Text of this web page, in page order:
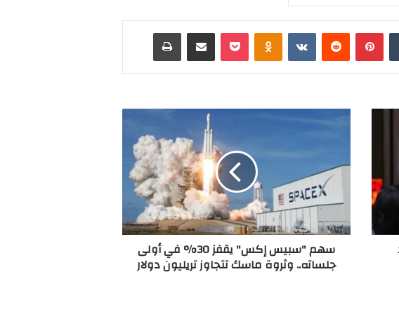
‏Tumblr بينتيريست ‏Reddit
‏VKontakte
Odnoklassniki
‫Pocket مشاركة عبر البريد طباعة
س
س
إ
سهم "سبيس إكس" يقفز 30% في أولى
جلساته.. وثروة ماسك تتجاوز تريليون دولار